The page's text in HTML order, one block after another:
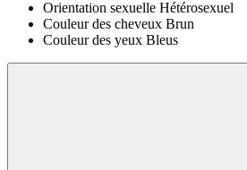
Orientation sexuelle Hétérosexuel
Couleur des cheveux Brun
Couleur des yeux Bleus